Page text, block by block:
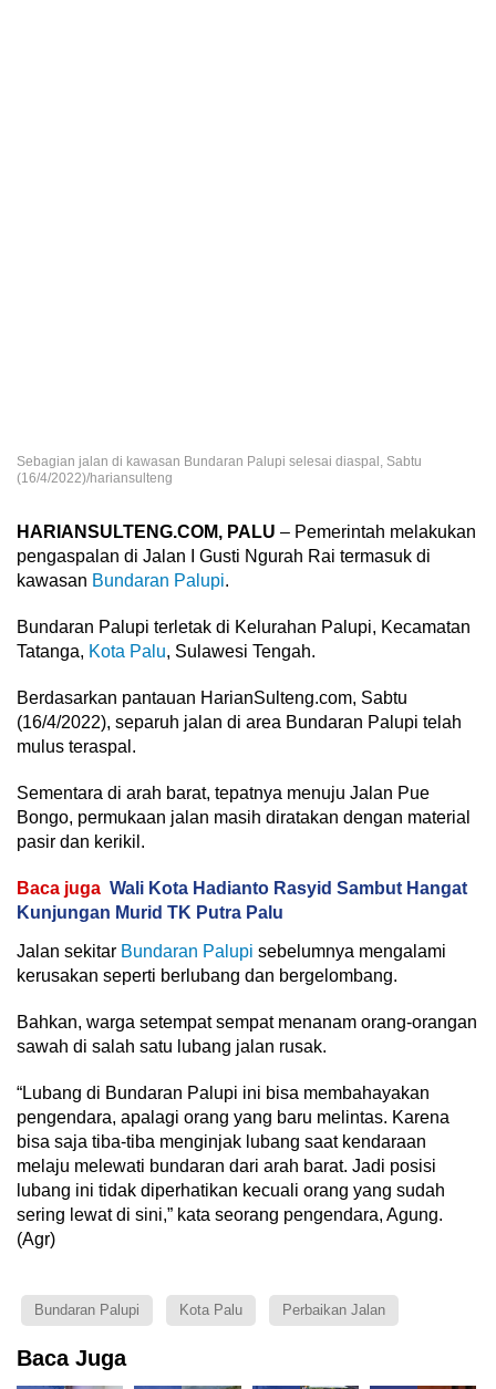
Sebagian jalan di kawasan Bundaran Palupi selesai diaspal, Sabtu
(16/4/2022)/hariansulteng
HARIANSULTENG.COM, PALU – Pemerintah melakukan
pengaspalan di Jalan I Gusti Ngurah Rai termasuk di
kawasan Bundaran Palupi.
Bundaran Palupi terletak di Kelurahan Palupi, Kecamatan
Tatanga, Kota Palu, Sulawesi Tengah.
Berdasarkan pantauan HarianSulteng.com, Sabtu
(16/4/2022), separuh jalan di area Bundaran Palupi telah
mulus teraspal.
Sementara di arah barat, tepatnya menuju Jalan Pue
Bongo, permukaan jalan masih diratakan dengan material
pasir dan kerikil.
Baca juga Wali Kota Hadianto Rasyid Sambut Hangat
Kunjungan Murid TK Putra Palu
Jalan sekitar Bundaran Palupi sebelumnya mengalami
kerusakan seperti berlubang dan bergelombang.
Bahkan, warga setempat sempat menanam orang-orangan
sawah di salah satu lubang jalan rusak.
“Lubang di Bundaran Palupi ini bisa membahayakan
pengendara, apalagi orang yang baru melintas. Karena
bisa saja tiba-tiba menginjak lubang saat kendaraan
melaju melewati bundaran dari arah barat. Jadi posisi
lubang ini tidak diperhatikan kecuali orang yang sudah
sering lewat di sini,” kata seorang pengendara, Agung.
(Agr)
Bundaran Palupi Kota Palu Perbaikan Jalan
Baca Juga